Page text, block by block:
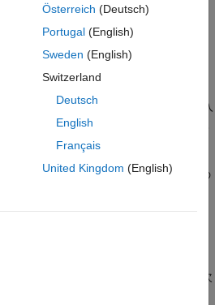
およびスペーサー (|) とともに使用して
要とします。ブロックは最初 (上) の入
の入力を減算し、次に 3 番目 (下) の入
ブロックのアイコン上の端子間に追加の
場合、入力の数に等しい数値を使用でき
の場合、1 つの
がすべての次
Österreich (Deutsch)
Portugal(English)
Sweden (English)
Switzerland
Deutsch
English
Français
United Kingdom (English)